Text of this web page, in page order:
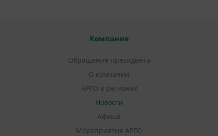
Компания
Обращение президента
О компании
АРГО в регионах
Новости
Афиша
Мероприятия АРГО